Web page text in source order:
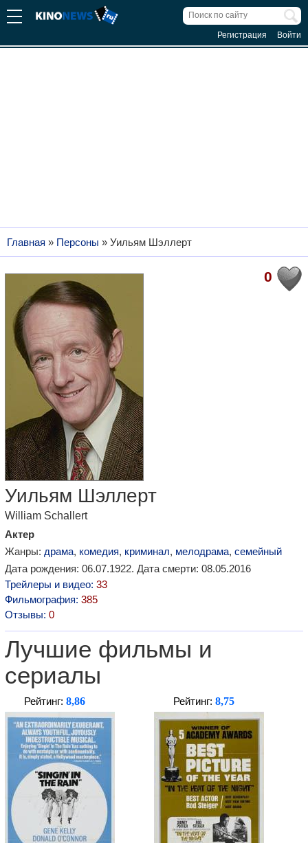
Регистрация Войти
Главная » Персоны » Уильям Шэллерт
0
Уильям Шэллерт
William Schallert
Актер
Жанры: драма, комедия, криминал, мелодрама, семейный
Дата рождения: 06.07.1922. Дата смерти: 08.05.2016
Трейлеры и видео: 33
Фильмография: 385
Отзывы: 0
Лучшие фильмы и
сериалы
Рейтинг: 8,86 Рейтинг: 8,75